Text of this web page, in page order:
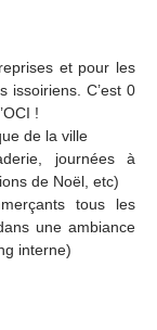
et pour les
issoiriens. C’est 0
!
de la ville
journées à
de Noël, etc)
tous les
une ambiance
interne)